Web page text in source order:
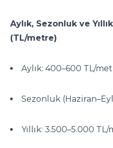
Aylık, Sezonluk ve
(TL/metre)
Aylık: 400–600 TL/
Sezonluk
Yıllık: 3.500–5.000